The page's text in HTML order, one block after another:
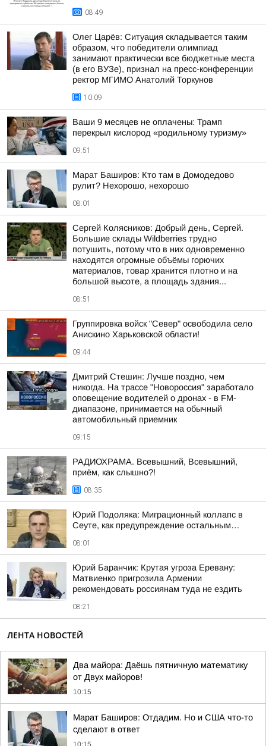
08:49
Олег Царёв: Ситуация складывается таким
образом, что победители олимпиад
занимают практически все бюджетные места
(в его ВУЗе), признал на пресс-конференции
ректор МГИМО Анатолий Торкунов
10:09
Ваши 9 месяцев не оплачены: Трамп
перекрыл кислород «родильному туризму»
09:51
Марат Баширов: Кто там в Домодедово
рулит? Нехорошо, нехорошо
08:01
Сергей Колясников: Добрый день, Сергей.
Большие склады Wildberries трудно
потушить, потому что в них одновременно
находятся огромные объёмы горючих
материалов, товар хранится плотно и на
большой высоте, а площадь здания...
08:51
Группировка войск "Север" освободила село
Анискино Харьковской области!
09:44
Дмитрий Стешин: Лучше поздно, чем
никогда. На трассе "Новороссия" заработало
оповещение водителей о дронах - в FM-
диапазоне, принимается на обычный
автомобильный приемник
09:15
РАДИОХРАМА. Всевышний, Всевышний,
приём, как слышно?!
08:35
Юрий Подоляка: Миграционный коллапс в
Сеуте, как предупреждение остальным…
08:01
Юрий Баранчик: Крутая угроза Еревану:
Матвиенко пригрозила Армении
рекомендовать россиянам туда не ездить
08:21
ЛЕНТА НОВОСТЕЙ
Два майора: Даёшь пятничную математику
от Двух майоров!
10:15
Марат Баширов: Отдадим. Но и США что-то
сделают в ответ
10:15